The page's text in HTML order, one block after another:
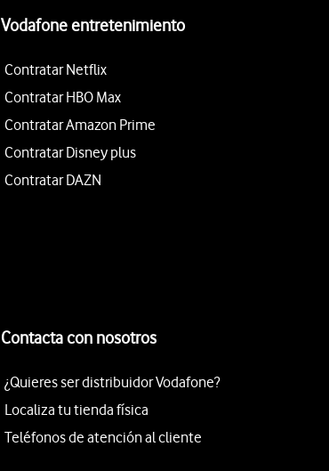
Vodafone entretenimiento
Contratar Netflix
Contratar HBO Max
Contratar Amazon Prime
Contratar Disney plus
Contratar DAZN
Contacta con nosotros
¿Quieres ser distribuidor Vodafone?
Localiza tu tienda física
Teléfonos de atención al cliente